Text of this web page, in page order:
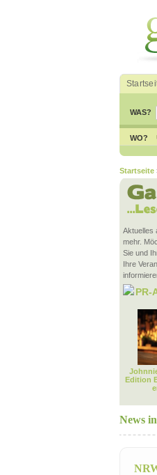
WAS?
WO?
Startseite
Aktuelles
mehr.
Sie und
Ihre
PR-
Edition
News